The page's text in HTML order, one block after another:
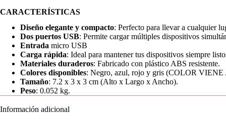
CARACTERÍSTICAS
Diseño elegante y compacto: Perfecto para llevar a cualquier
Dos puertos USB: Permite cargar múltiples dispositivos
Entrada micro USB
Carga rápida: Ideal para mantener tus dispositivos siempre
Materiales duraderos: Fabricado con plástico ABS resistente.
Colores disponibles: Negro, azul, rojo y gris (COLOR
Tamaño: 7.2 x 3 x 3 cm (Alto x Largo x Ancho).
Peso: 0.052 kg.
Información adicional